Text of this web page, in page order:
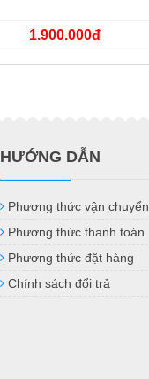
1.900.000đ
HƯỚNG DẪN
Phương thức vận chuyển
Phương thức thanh toán
Phương thức đặt hàng
Chính sách đổi trả